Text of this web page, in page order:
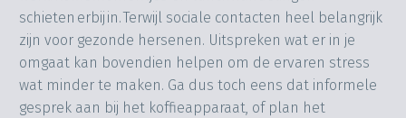
schieten erbij in. Terwijl sociale contacten heel belangrijk
zijn voor gezonde hersenen. Uitspreken wat er in je
omgaat kan bovendien helpen om de ervaren stress
wat minder te maken. Ga dus toch eens dat informele
gesprek aan bij het koffieapparaat, of plan het